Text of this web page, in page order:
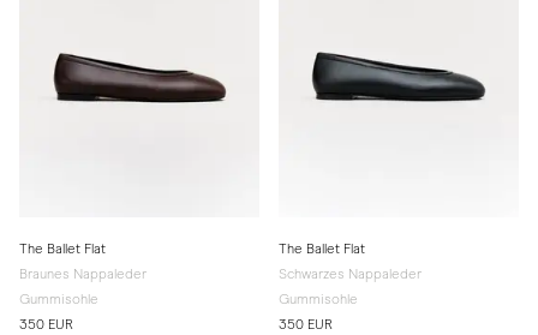
The Ballet Flat
Braunes Nappaleder
Gummisohle
350 EUR
The Ballet Flat
Schwarzes Nappaleder
Gummisohle
350 EUR